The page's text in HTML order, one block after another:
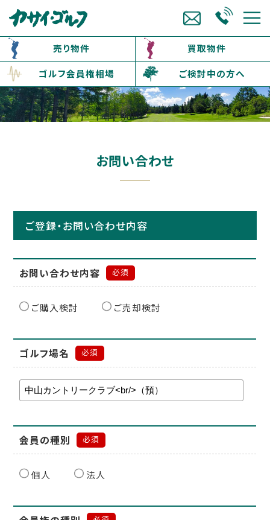
売り物件
買取物件
ゴルフ会員権相場
ご検討中の方へ
お問い合わせ
ご登録・お問い合わせ内容
お問い合わせ内容 必須
ご購入検討 ご売却検討
ゴルフ場名 必須
会員の種別 必須
個人 法人